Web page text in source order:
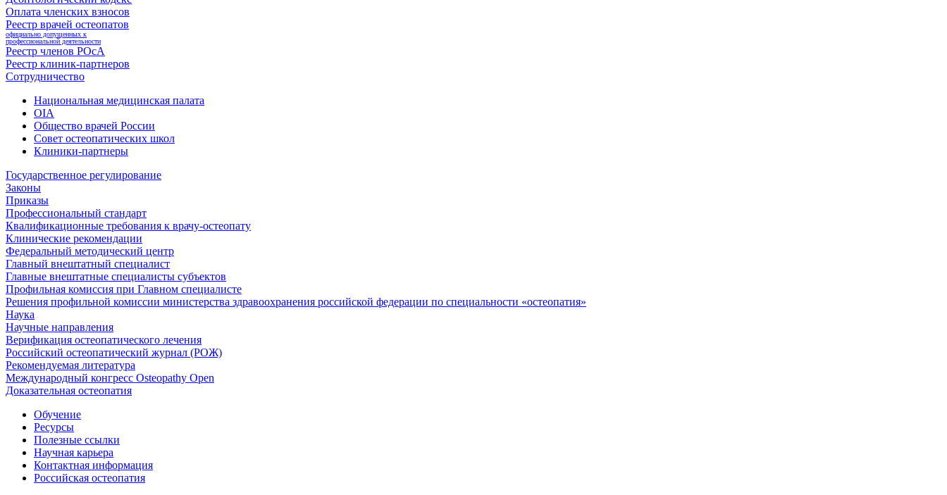
Оплата членских взносов
Реестр врачей остеопатов
официально допущенных к
профессиональной деятельности
Реестр членов РОсА
Реестр клиник-партнеров
Сотрудничество
Национальная медицинская палата
OIA
Общество врачей России
Совет остеопатических школ
Клиники-партнеры
Государственное регулирование
Законы
Приказы
Профессиональный стандарт
Квалификационные требования к врачу-остеопату
Клинические рекомендации
Федеральный методический центр
Главный внештатный специалист
Главные внештатные специалисты субъектов
Профильная комиссия при Главном специалисте
Решения профильной комиссии министерства здравоохранения российской федерации по специальности «остеопатия»
Наука
Научные направления
Верификация остеопатического лечения
Российский остеопатический журнал (РОЖ)
Рекомендуемая литература
Международный конгресс Osteopathy Open
Доказательная остеопатия
Обучение
Ресурсы
Полезные ссылки
Научная карьера
Контактная информация
Российская остеопатия